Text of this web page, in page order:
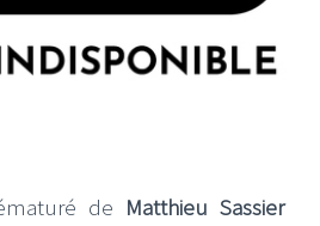
de Matthieu Sassier